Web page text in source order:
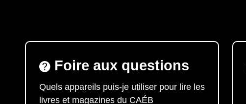
Foire aux questions
Quels appareils puis-je utiliser pour lire les
livres et magazines du CAÉB